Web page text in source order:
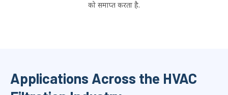
लिए आईपीए वाष्प कंडीशनिंग के माध्यम से इलेक्ट्रोस्टैटिक चार्ज
को समाप्त करता है.